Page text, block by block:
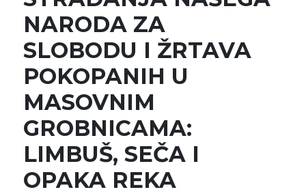
NARODA ZA
SLOBODU I ŽRTAVA
POKOPANIH U
MASOVNIM
GROBNICAMA:
LIMBUŠ, SEČA I
OPAKA REKA